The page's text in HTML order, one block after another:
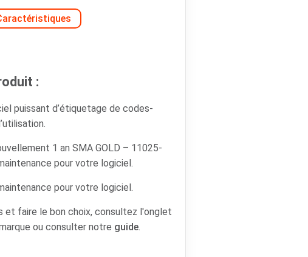
:
puissant d’étiquetage de codes-
1 an SMA GOLD – 11025-
pour votre logiciel.
pour votre logiciel.
et faire le bon choix, consultez l'onglet
ou consulter notre guide.